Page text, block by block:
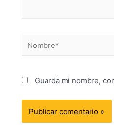
Guarda mi nombre,